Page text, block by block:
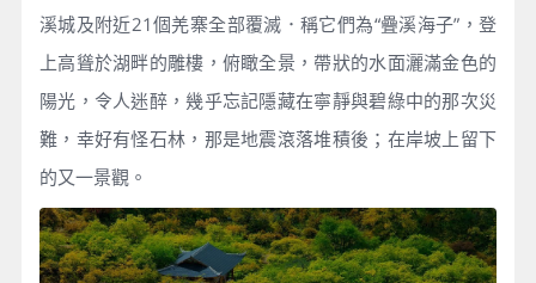
溪城及附近21個羌寨全部覆滅．稱它們為“疊溪海子”，登
上高聳於湖畔的雕樓，俯瞰全景，帶狀的水面灑滿金色的
陽光，令人迷醉，幾乎忘記隱藏在寧靜與碧綠中的那次災
難，幸好有怪石林，那是地震滾落堆積後；在岸坡上留下
的又一景觀。